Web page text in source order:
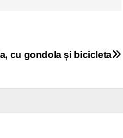
cu gondola și bicicleta